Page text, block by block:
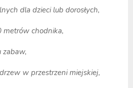
dla dzieci lub dorosłych,
metrów chodnika,
w przestrzeni miejskiej,